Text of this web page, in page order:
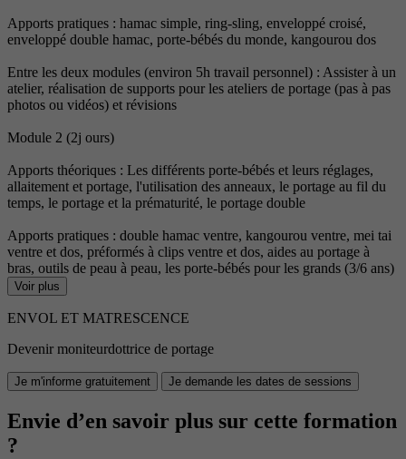
Apports pratiques : hamac simple, ring-sling, enveloppé croisé,
enveloppé double hamac, porte-bébés du monde, kangourou dos
Entre les deux modules (environ 5h travail personnel) : Assister à un
atelier, réalisation de supports pour les ateliers de portage (pas à pas
photos ou vidéos) et révisions
Module 2 (2j ours)
Apports théoriques : Les différents porte-bébés et leurs réglages,
allaitement et portage, l'utilisation des anneaux, le portage au fil du
temps, le portage et la prématurité, le portage double
Apports pratiques : double hamac ventre, kangourou ventre, mei tai
ventre et dos, préformés à clips ventre et dos, aides au portage à
bras, outils de peau à peau, les porte-bébés pour les grands (3/6 ans)
Voir plus
ENVOL ET MATRESCENCE
Devenir moniteurdottrice de portage
Je m'informe gratuitement Je demande les dates de sessions
Envie d’en savoir plus sur cette formation
?